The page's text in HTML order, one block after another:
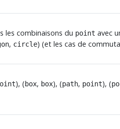
les combinaisons du point avec
, circle) (et les cas de
), (box, box), (path, point), (